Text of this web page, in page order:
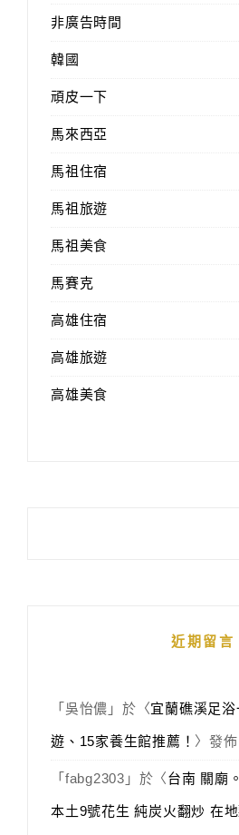
非廣告時間
韓國
頑皮一下
馬來西亞
馬祖住宿
馬祖旅遊
馬祖美食
馬賽克
高雄住宿
高雄旅遊
高雄美食
近期留言
「 吳怡儂 」於〈宜蘭礁溪足
遊、15家養生館推薦！ 〉發
「 fabg2303 」於〈台南 關廟
本土9號花生 純炭火翻炒 在